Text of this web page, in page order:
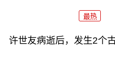
最热
许世友病逝后，发生2个